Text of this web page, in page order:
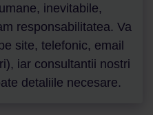
inevitabile,
responsabilitatea. Va
site, telefonic, email
iar consultantii nostri
detaliile necesare.